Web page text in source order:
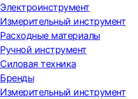
Электроинструмент
Измерительный инструмент
Расходные материалы
Ручной инструмент
Силовая техника
Бренды
Измерительный инструмент